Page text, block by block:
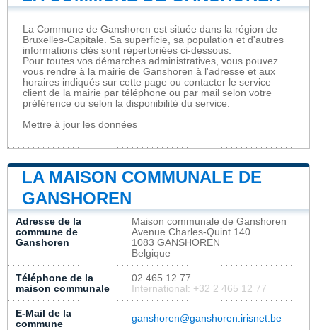
La Commune de Ganshoren est située dans la région de
Bruxelles-Capitale. Sa superficie, sa population et d'autres
informations clés sont répertoriées ci-dessous.
Pour toutes vos démarches administratives, vous pouvez
vous rendre à la mairie de Ganshoren à l'adresse et aux
horaires indiqués sur cette page ou contacter le service
client de la mairie par téléphone ou par mail selon votre
préférence ou selon la disponibilité du service.
Mettre à jour les données
LA MAISON COMMUNALE DE
GANSHOREN
Adresse de la
commune de
Ganshoren
Maison communale de Ganshoren
Avenue Charles-Quint 140
1083 GANSHOREN
Belgique
Téléphone de la
maison communale
02 465 12 77
International: +32 2 465 12 77
E-Mail de la
commune
ganshoren@ganshoren.irisnet.be